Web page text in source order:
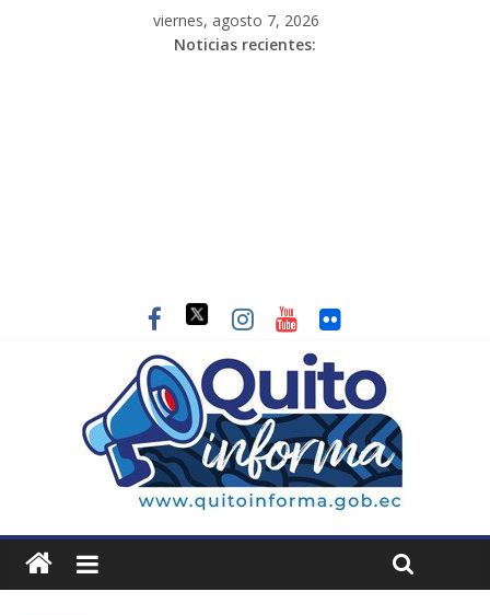
viernes, agosto 7, 2026
Noticias recientes: